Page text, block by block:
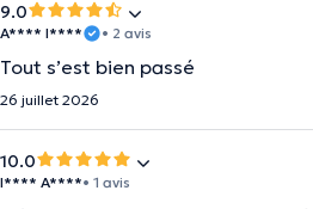
9.0
A**** I**** • 2 avis
Tout s’est bien passé
26 juillet 2026
10.0
I**** A****• 1 avis